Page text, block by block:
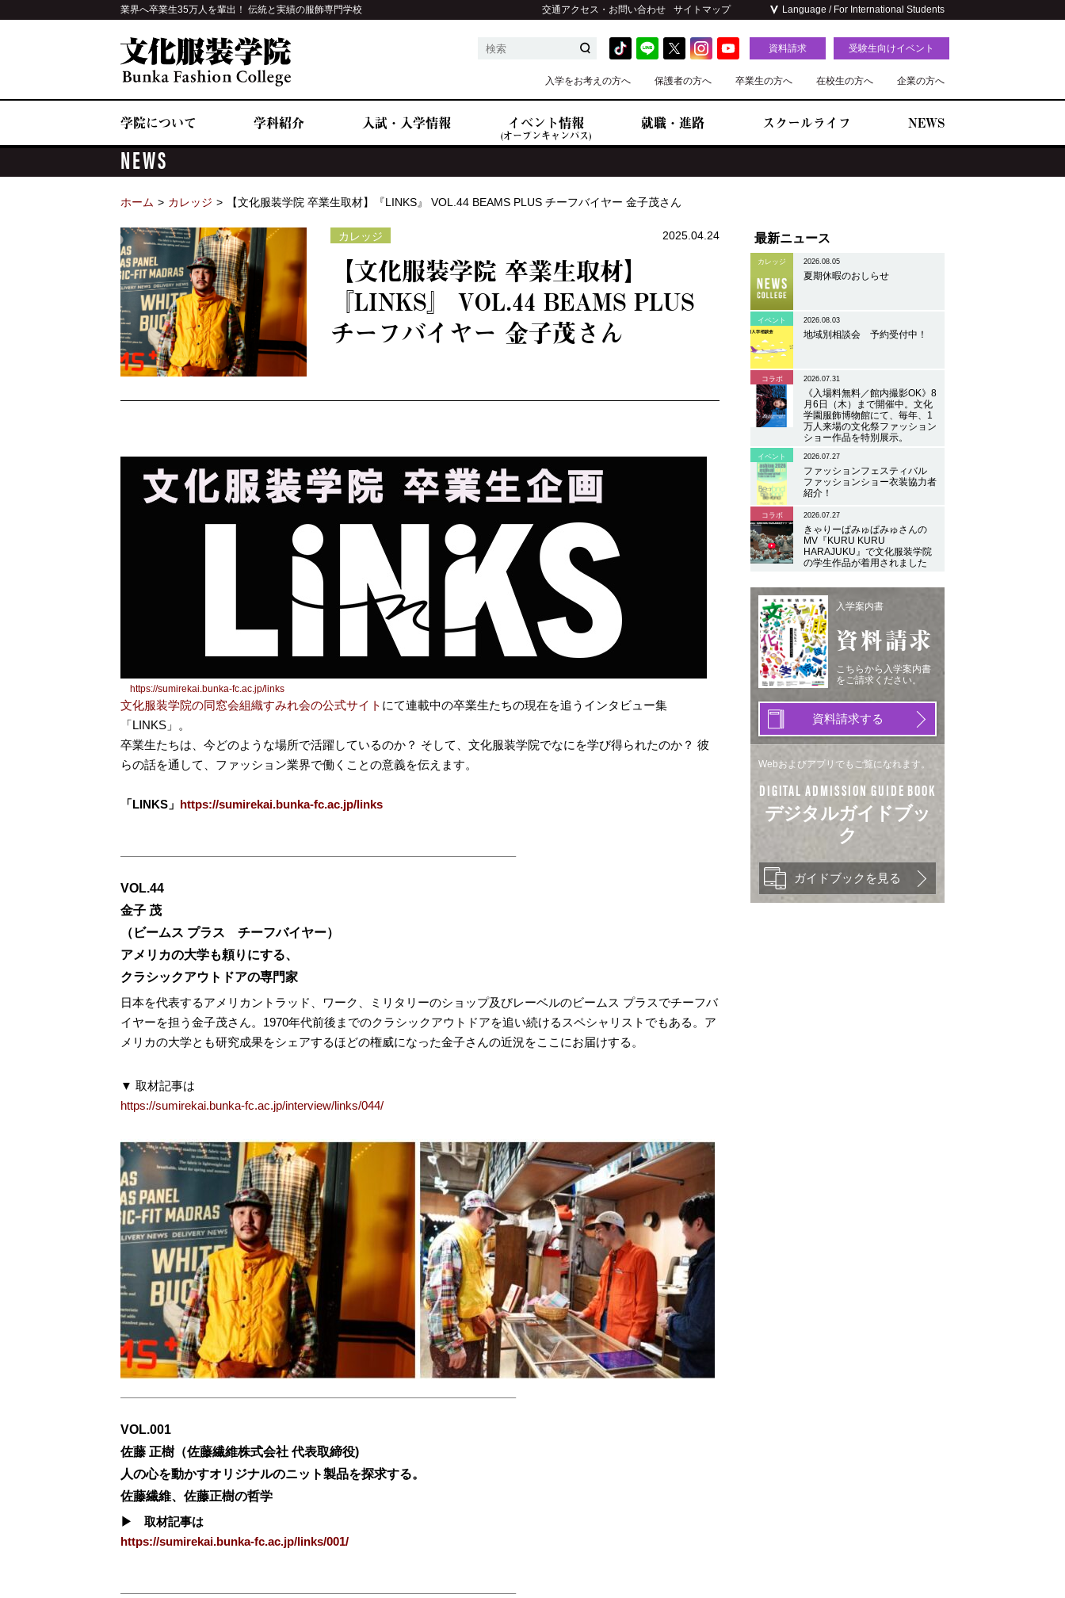
業界へ卒業生35万人を輩出！ 伝統と実績の服飾専門学校 交通アクセス・お問い合わせ サイトマップ Language / For International Students
資料請求 受験生向けイベント
学院について 学科紹介 入試・入学情報 イベント情報
(オープンキャンパス)
就職・進路 スクールライフ NEWS
入学をお考えの方へ 保護者の方へ 卒業生の方へ 在校生の方へ 企業の方へ
NEWS
ホーム カレッジ 【文化服装学院 卒業生取材】『LINKS』 VOL.44 BEAMS PLUS チーフバイヤー 金子茂さん
カレッジ 2025.04.24
【文化服装学院 卒業生取材】
『LINKS』 VOL.44 BEAMS PLUS
チーフバイヤー 金子茂さん
https://sumirekai.bunka-fc.ac.jp/links
文化服装学院の同窓会組織すみれ会の公式サイト にて連載中の卒業生たちの現在を追うインタビュー集
「LINKS」。
卒業生たちは、今どのような場所で活躍しているのか？ そして、文化服装学院でなにを学び得られたのか？ 彼
らの話を通して、ファッション業界で働くことの意義を伝えます。
「LINKS」 https://sumirekai.bunka-fc.ac.jp/links
VOL.44
金子 茂
（ビームス プラス チーフバイヤー）
アメリカの大学も頼りにする、
クラシックアウトドアの専門家
日本を代表するアメリカントラッド、ワーク、ミリタリーのショップ及びレーベルのビームス プラスでチーフバ
イヤーを担う金子茂さん。1970年代前後までのクラシックアウトドアを追い続けるスペシャリストでもある。ア
メリカの大学とも研究成果をシェアするほどの権威になった金子さんの近況をここにお届けする。
▼ 取材記事は
https://sumirekai.bunka-fc.ac.jp/interview/links/044/
VOL.001
佐藤 正樹（佐藤繊維株式会社 代表取締役)
人の心を動かすオリジナルのニット製品を探求する。
佐藤繊維、佐藤正樹の哲学
▶ 取材記事は
https://sumirekai.bunka-fc.ac.jp/links/001/
最新ニュース
カレッジ 2026.08.05
夏期休暇のおしらせ
イベント 2026.08.03
地域別相談会 予約受付中！
コラボ 2026.07.31
《入場料無料／館内撮影OK》8
月6日（木）まで開催中。文化
学園服飾博物館にて、毎年、1
万人来場の文化祭ファッション
ショー作品を特別展示。
イベント 2026.07.27
ファッションフェスティバル
ファッションショー衣装協力者
紹介！
コラボ 2026.07.27
きゃりーぱみゅぱみゅさんの
MV『KURU KURU
HARAJUKU』で文化服装学院
の学生作品が着用されました
入学案内書
資料請求
こちらから入学案内書
をご請求ください。
資料請求する
Webおよびアプリでもご覧になれます。
DIGITAL ADMISSION GUIDE BOOK
デジタルガイドブッ
ク
ガイドブックを見る